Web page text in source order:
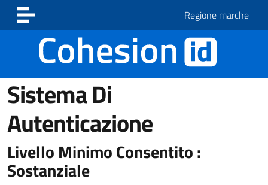
Vai ai contenuti
Vai al footer
Regione marche
Sistema Di
Autenticazione
Livello Minimo Consentito :
Sostanziale